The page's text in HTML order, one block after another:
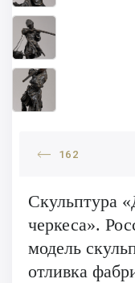
162
Скульптура
черкеса».
модель
отливка